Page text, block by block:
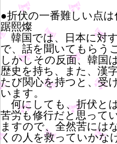
●折伏の一番難しい点
踞熙燦
韓国では、日本に対
で、話を聞いてもらう
しかしその反面、韓国
歴史を持ち、また、漢
たび関心を持つと、受
います。
何にしても、折伏と
苦労も修行だと思って
ますので、全然苦には
くの人を救っていかな